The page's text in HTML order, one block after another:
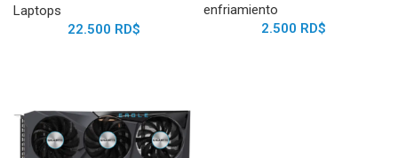
Laptops
22.500 RD$
enfriamiento
2.500 RD$